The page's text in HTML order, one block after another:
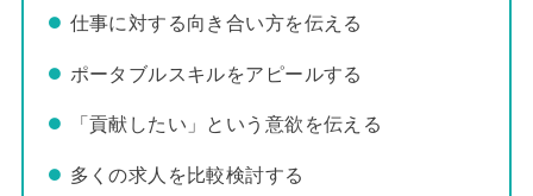
仕事に対する向き合い方を伝える
ポータブルスキルをアピールする
「貢献したい」という意欲を伝える
多くの求人を比較検討する